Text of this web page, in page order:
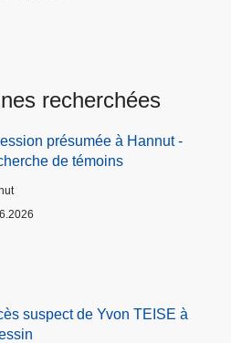
recherchées
présumée à Hannut -
de témoins
suspect de Yvon TEISE à